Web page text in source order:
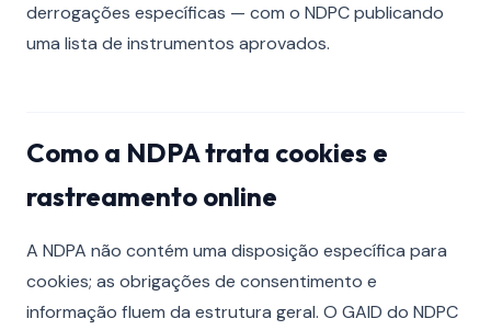
derrogações específicas — com o NDPC publicando
uma lista de instrumentos aprovados.
Como a NDPA trata cookies e
rastreamento online
A NDPA não contém uma disposição específica para
cookies; as obrigações de consentimento e
informação fluem da estrutura geral. O GAID do NDPC